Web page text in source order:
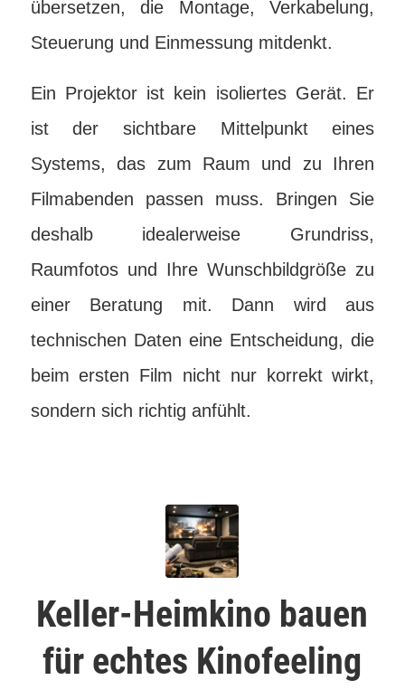
übersetzen, die Montage, Verkabelung,
Steuerung und Einmessung mitdenkt.
Ein Projektor ist kein isoliertes Gerät. Er
ist der sichtbare Mittelpunkt eines
Systems, das zum Raum und zu Ihren
Filmabenden passen muss. Bringen Sie
deshalb idealerweise Grundriss,
Raumfotos und Ihre Wunschbildgröße zu
einer Beratung mit. Dann wird aus
technischen Daten eine Entscheidung, die
beim ersten Film nicht nur korrekt wirkt,
sondern sich richtig anfühlt.
Keller-Heimkino bauen
für echtes Kinofeeling